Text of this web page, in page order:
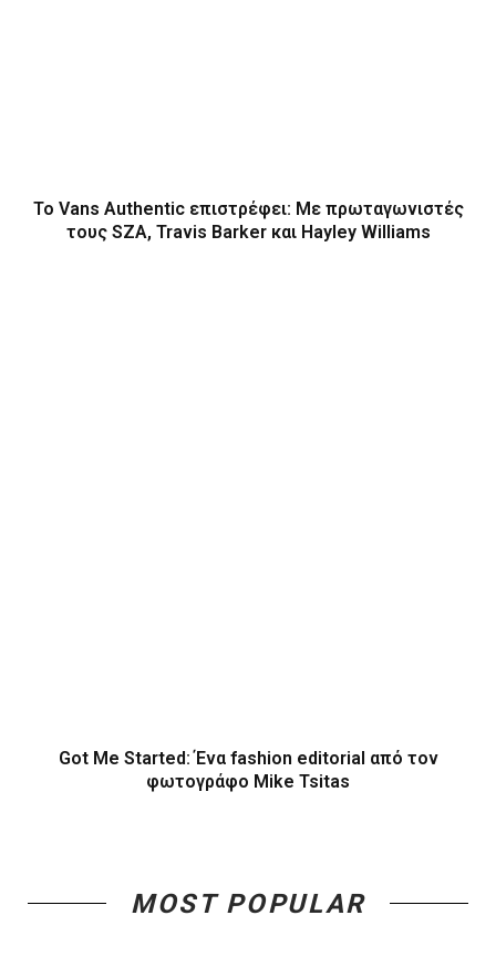
Το Vans Authentic επιστρέφει: Με πρωταγωνιστές
τους SZA, Travis Barker και Hayley Williams
Got Me Started: Ένα fashion editorial από τον
φωτογράφο Mike Tsitas
MOST POPULAR